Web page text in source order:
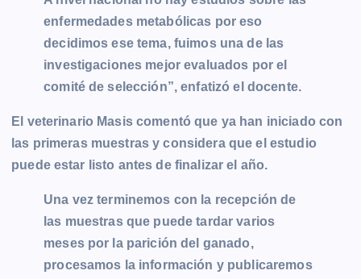
enfermedades metabólicas por eso
decidimos ese tema, fuimos una de las
investigaciones mejor evaluados por el
comité de selección”, enfatizó el docente.
El veterinario Masis comentó que ya han iniciado con
las primeras muestras y considera que el estudio
puede estar listo antes de finalizar el año.
Una vez terminemos con la recepción de
las muestras que puede tardar varios
meses por la parición del ganado,
procesamos la información y publicaremos